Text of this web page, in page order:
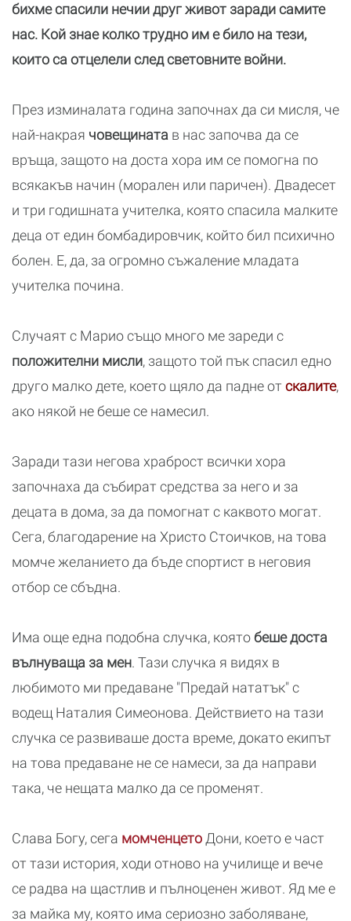
бихме спасили нечии друг живот заради самите
нас. Кой знае колко трудно им е било на тези,
които са отцелели след световните войни.
През изминалата година започнах да си мисля, че
най-накрая човещината в нас започва да се
връща, защото на доста хора им се помогна по
всякакъв начин (морален или паричен). Двадесет
и три годишната учителка, която спасила малките
деца от един бомбадировчик, който бил психично
болен. Е, да, за огромно съжаление младата
учителка почина.
Случаят с Марио също много ме зареди с
положителни мисли, защото той пък спасил едно
друго малко дете, което щяло да падне от скалите,
ако някой не беше се намесил.
Заради тази негова храброст всички хора
започнаха да събират средства за него и за
децата в дома, за да помогнат с каквото могат.
Сега, благодарение на Христо Стоичков, на това
момче желанието да бъде спортист в неговия
отбор се сбъдна.
Има още една подобна случка, коятобеше доста
вълнуваща за мен. Тази случка я видях в
любимото ми предаване "Предай нататък" с
водещ Наталия Симеонова. Действието на тази
случка се развиваше доста време, докато екипът
на това предаване не се намеси, за да направи
така, че нещата малко да се променят.
Слава Богу, сега момченцето Дони, което е част
от тази история, ходи отново на училище и вече
се радва на щастлив и пълноценен живот. Яд ме е
за майка му, която има сериозно заболяване,